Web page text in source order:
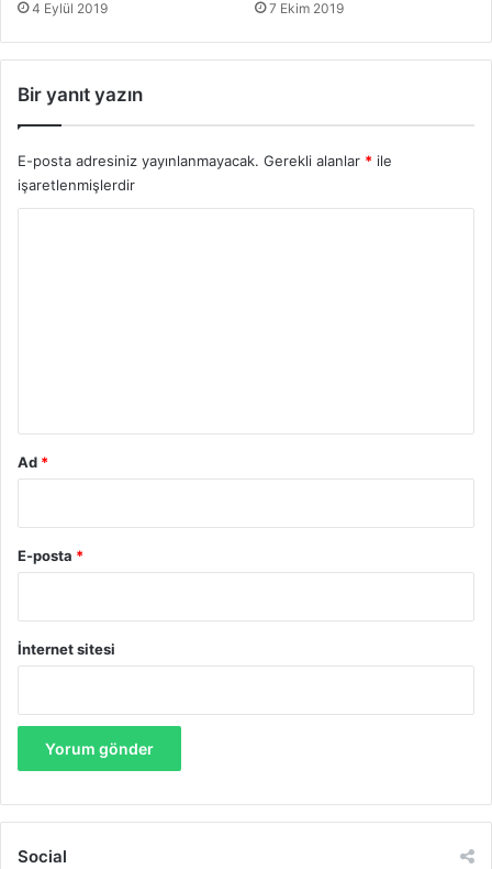
4 Eylül 2019 7 Ekim 2019
Bir yanıt yazın
E-posta adresiniz yayınlanmayacak. Gerekli alanlar * ile
işaretlenmişlerdir
Ad *
E-posta *
İnternet sitesi
Social